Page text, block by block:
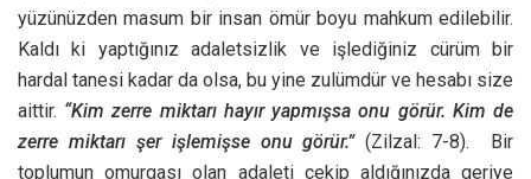
yüzünüzden masum bir insan ömür boyu mahkum edilebilir.
Kaldı ki yaptığınız adaletsizlik ve işlediğiniz cürüm bir
hardal tanesi kadar da olsa, bu yine zulümdür ve hesabı size
aittir. “Kim zerre miktarı hayır yapmışsa onu görür. Kim de
zerre miktarı şer işlemişse onu görür.”(Zilzal: 7-8). Bir
toplumun omurgası olan adaleti çekip aldığınızda geriye